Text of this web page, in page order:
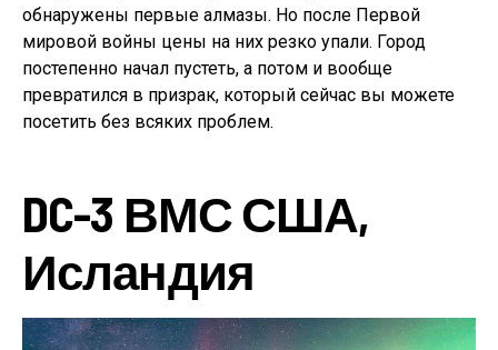
обнаружены первые алмазы. Но после Первой
мировой войны цены на них резко упали. Город
постепенно начал пустеть, а потом и вообще
превратился в призрак, который сейчас вы можете
посетить без всяких проблем.
DC-3 ВМС США,
Исландия